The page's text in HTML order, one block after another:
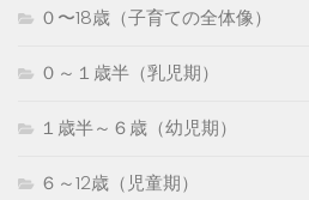
０〜18歳（子育ての全体像）
０～１歳半（乳児期）
１歳半～６歳（幼児期）
６～12歳（児童期）